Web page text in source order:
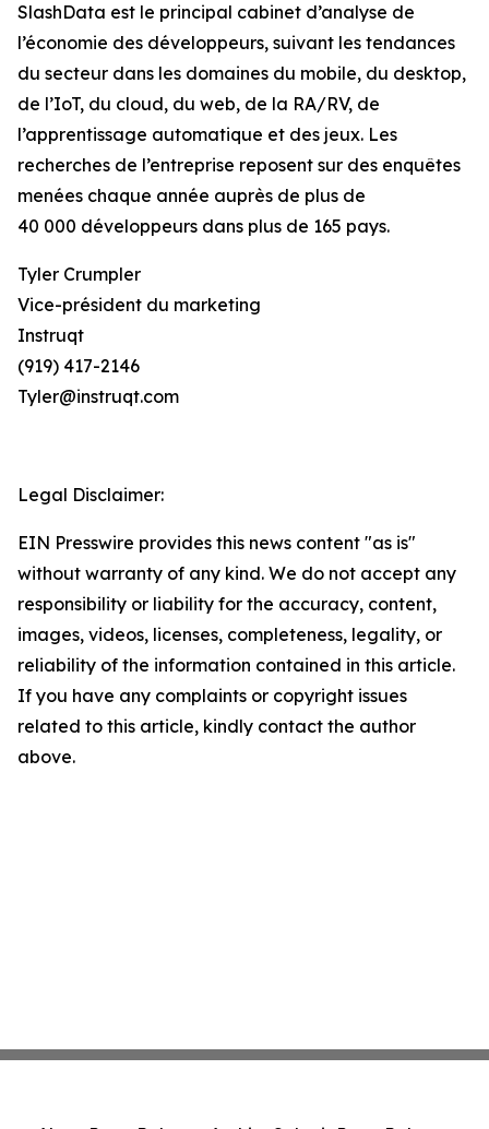
SlashData est le principal cabinet d’analyse de
l’économie des développeurs, suivant les tendances
du secteur dans les domaines du mobile, du desktop,
de l’IoT, du cloud, du web, de la RA/RV, de
l’apprentissage automatique et des jeux. Les
recherches de l’entreprise reposent sur des enquêtes
menées chaque année auprès de plus de
40 000 développeurs dans plus de 165 pays.
Tyler Crumpler
Vice-président du marketing
Instruqt
(919) 417-2146
Tyler@instruqt.com
Legal Disclaimer:
EIN Presswire provides this news content "as is"
without warranty of any kind. We do not accept any
responsibility or liability for the accuracy, content,
images, videos, licenses, completeness, legality, or
reliability of the information contained in this article.
If you have any complaints or copyright issues
related to this article, kindly contact the author
above.